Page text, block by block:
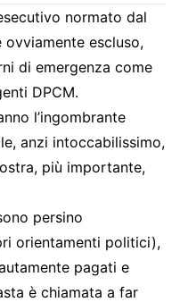
normato dal
escluso,
di emergenza come
DPCM.
l’ingombrante
anzi intoccabilissimo,
più importante,
persino
orientamenti politici),
pagati e
è chiamata a far